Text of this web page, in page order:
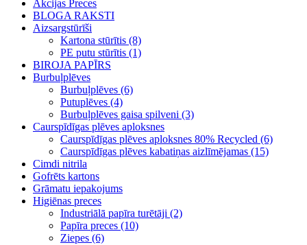
Akcijas Preces
BLOGA RAKSTI
Aizsargstūrīši
Kartona stūrītis (8)
PE putu stūrītis (1)
BIROJA PAPĪRS
Burbuļplēves
Burbuļplēves (6)
Putuplēves (4)
Burbuļplēves gaisa spilveni (3)
Caurspīdīgas plēves aploksnes
Caurspīdīgas plēves aploksnes 80% Recycled (6)
Caurspīdīgas plēves kabatiņas aizlīmējamas (15)
Cimdi nitrila
Gofrēts kartons
Grāmatu iepakojums
Higiēnas preces
Industriālā papīra turētāji (2)
Papīra preces (10)
Ziepes (6)